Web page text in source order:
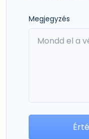
Megjegyzés